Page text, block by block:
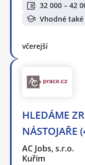
32 000 – 42
Vhodné
včerejší
HLEDÁME
NÁSTOJAŘE
AC Jobs, s.r.o.
Kuřim